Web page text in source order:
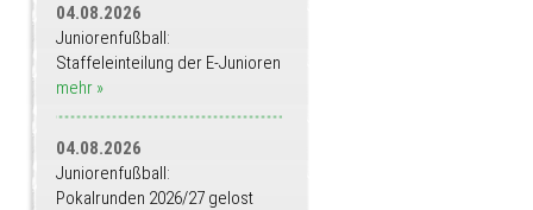
04.08.2026
Juniorenfußball:
Staffeleinteilung der E-Junioren
mehr »
04.08.2026
Juniorenfußball:
Pokalrunden 2026/27 gelost